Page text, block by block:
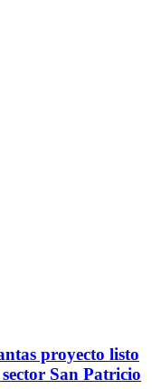
proyecto listo
San Patricio